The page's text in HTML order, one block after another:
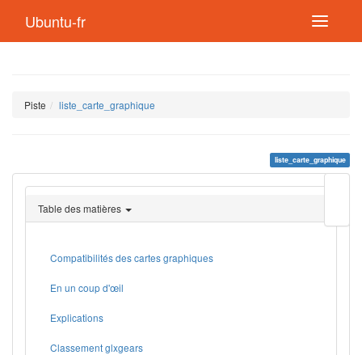
Ubuntu-fr
Piste liste_carte_graphique
liste_carte_graphique
page
Table des matières
Compatibilités des cartes graphiques
En un coup d'œil
Explications
Classement glxgears